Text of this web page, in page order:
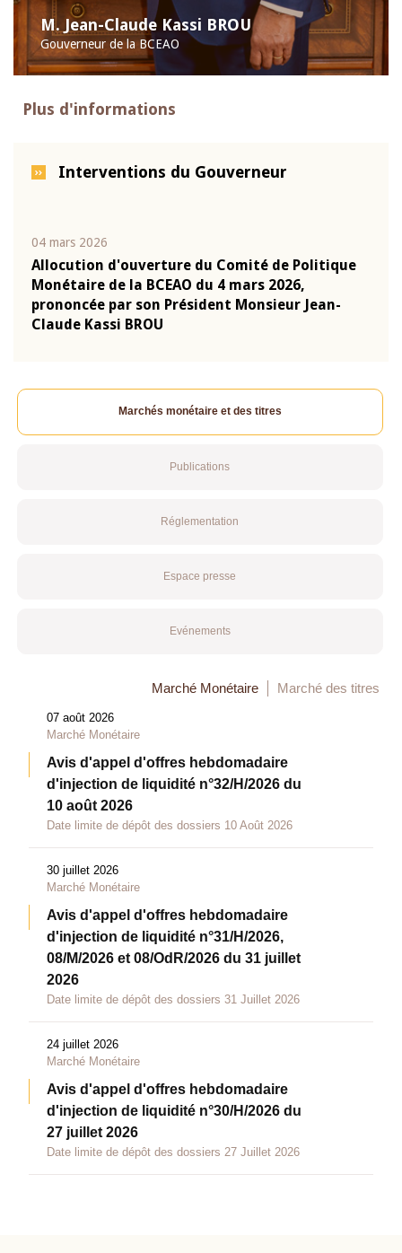
M. Jean-Claude Kassi BROU
Gouverneur de la BCEAO
Plus d'informations
Interventions du Gouverneur
04 mars 2026
Allocution d'ouverture du Comité de Politique
Monétaire de la BCEAO du 4 mars 2026,
prononcée par son Président Monsieur Jean-
Claude Kassi BROU
Marchés monétaire et des titres
Publications
Réglementation
Espace presse
Evénements
Marché Monétaire Marché des titres
07 août 2026
Marché Monétaire
Avis d'appel d'offres hebdomadaire
d'injection de liquidité n°32/H/2026 du
10 août 2026
Date limite de dépôt des dossiers 10 Août 2026
30 juillet 2026
Marché Monétaire
Avis d'appel d'offres hebdomadaire
d'injection de liquidité n°31/H/2026,
08/M/2026 et 08/OdR/2026 du 31 juillet
2026
Date limite de dépôt des dossiers 31 Juillet 2026
24 juillet 2026
Marché Monétaire
Avis d'appel d'offres hebdomadaire
d'injection de liquidité n°30/H/2026 du
27 juillet 2026
Date limite de dépôt des dossiers 27 Juillet 2026